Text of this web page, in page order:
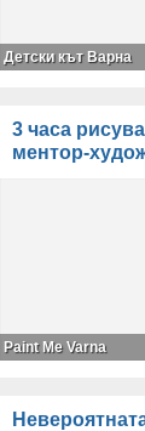
Детски кът Варна
3 часа
ментор-
Paint Me Varna